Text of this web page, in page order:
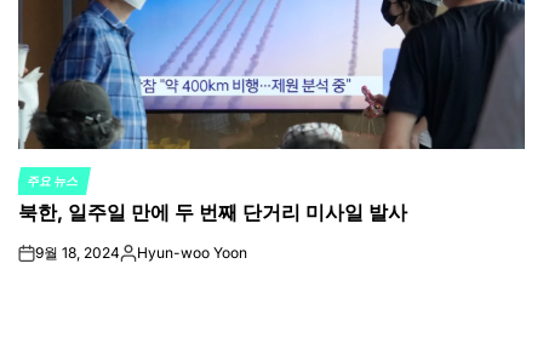
POSTED
IN
주요 뉴스
북한, 일주일 만에 두 번째 단거리 미사일 발사
on9월 18, 2024Posted
Hyun-woo Yoon